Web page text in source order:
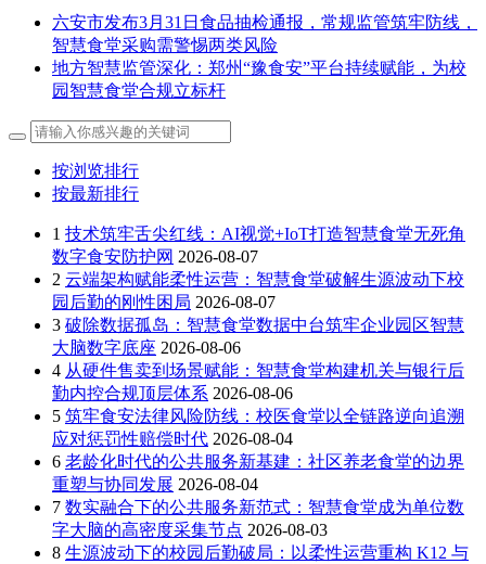
六安市发布3月31日食品抽检通报，常规监管筑牢防线，
智慧食堂采购需警惕两类风险
地方智慧监管深化：郑州“豫食安”平台持续赋能，为校
园智慧食堂合规立标杆
按浏览排行
按最新排行
1 技术筑牢舌尖红线：AI视觉+IoT打造智慧食堂无死角
数字食安防护网 2026-08-07
2 云端架构赋能柔性运营：智慧食堂破解生源波动下校
园后勤的刚性困局 2026-08-07
3 破除数据孤岛：智慧食堂数据中台筑牢企业园区智慧
大脑数字底座 2026-08-06
4 从硬件售卖到场景赋能：智慧食堂构建机关与银行后
勤内控合规顶层体系 2026-08-06
5 筑牢食安法律风险防线：校医食堂以全链路逆向追溯
应对惩罚性赔偿时代 2026-08-04
6 老龄化时代的公共服务新基建：社区养老食堂的边界
重塑与协同发展 2026-08-04
7 数实融合下的公共服务新范式：智慧食堂成为单位数
字大脑的高密度采集节点 2026-08-03
8 生源波动下的校园后勤破局：以柔性运营重构 K12 与